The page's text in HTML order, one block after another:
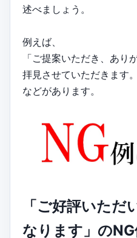
述べましょう。
例えば、
「ご提案いただき、あり
拝見させていただきます。
などがあります。
「ご好評いた
なります」のNG